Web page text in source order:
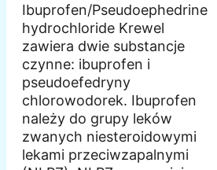
Ibuprofen/Pseudoephedrine
hydrochloride Krewel
zawiera dwie substancje
czynne: ibuprofen i
pseudoefedryny
chlorowodorek. Ibuprofen
należy do grupy leków
zwanych niesteroidowymi
lekami przeciwzapalnymi